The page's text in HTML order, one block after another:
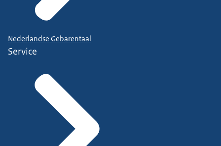
Nederlandse Gebarentaal
Service